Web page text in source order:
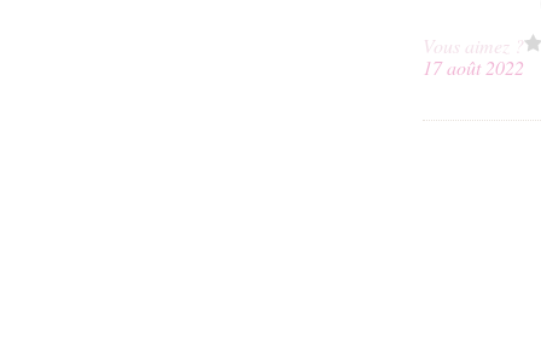
Vous aimez ?
17 août 2022